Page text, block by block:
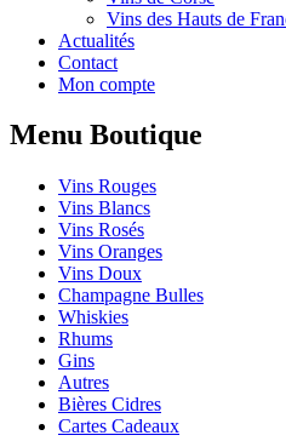
Vins des Hauts de
Actualités
Contact
Mon compte
Menu Boutique
Vins Rouges
Vins Blancs
Vins Rosés
Vins Oranges
Vins Doux
Champagne Bulles
Whiskies
Rhums
Gins
Autres
Bières Cidres
Cartes Cadeaux